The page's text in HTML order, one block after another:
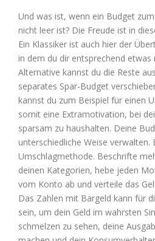
Und was ist, wenn ein Budget
nicht leer ist? Die Freude ist in
Ein Klassiker ist auch hier der
in dem du dir entsprechend etwas
Alternative kannst du die Reste
separates Spar-Budget
kannst du zum Beispiel für einen
somit eine Extramotivation, bei
sparsam zu haushalten. Deine
unterschiedliche Weise verwalten.
Umschlagmethode. Beschrifte
deinen Kategorien, hebe jeden
vom Konto ab und verteile das
Das Zahlen mit Bargeld kann für
sein, um dein Geld im wahrsten
schmelzen zu sehen, deine